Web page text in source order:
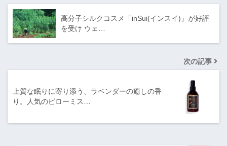
高分子シルクコスメ「inSui(インスイ)」が好評
を受け ウェ…
次の記事
上質な眠りに寄り添う、ラベンダーの癒しの香
り。人気のピローミス…